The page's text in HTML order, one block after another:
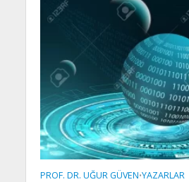
PROF. DR. UĞUR GÜVEN•YAZARLAR